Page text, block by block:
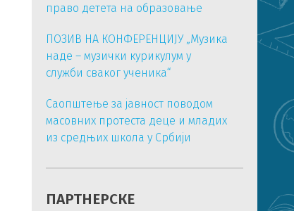
право детета на образовање
ПОЗИВ НА КОНФЕРЕНЦИЈУ „Музика
наде – музички курикулум у
служби сваког ученика“
Саопштење за јавност поводом
масовних протеста деце и младих
из средњих школа у Србији
ПАРТНЕРСКЕ